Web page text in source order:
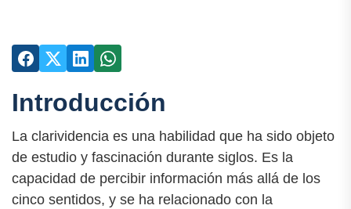
Introducción
La clarividencia es una habilidad que ha sido objeto
de estudio y fascinación durante siglos. Es la
capacidad de percibir información más allá de los
cinco sentidos, y se ha relacionado con la